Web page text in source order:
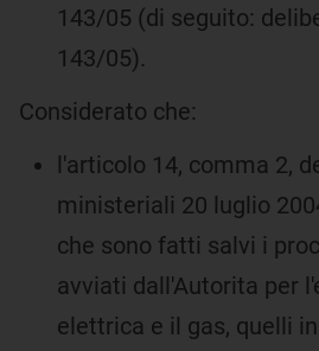
143/05 (di seguito:
143/05).
Considerato che:
l'articolo 14, comma 2,
ministeriali 20 luglio
che sono fatti salvi i
avviati dall'Autorita per
elettrica e il gas, quelli